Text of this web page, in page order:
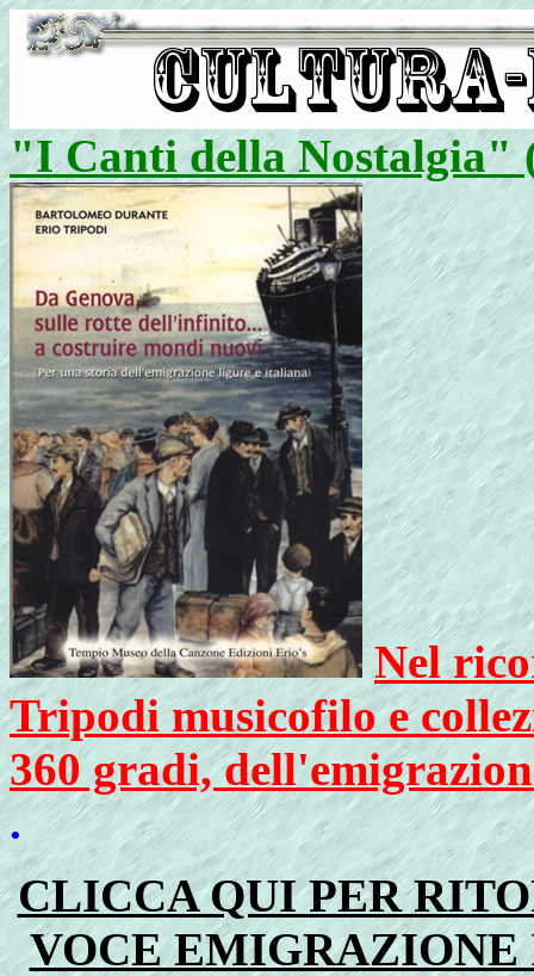
"I Canti della Nostalgia"
Nel
Tripodi musicofilo e
360 gradi,
.
CLICCA QUI PER
VOCE